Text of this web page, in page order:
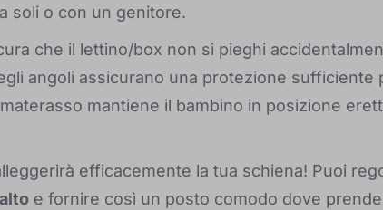
soli o con un genitore.
che il lettino/box non si pieghi
angoli assicurano una protezione sufficiente
mantiene il bambino in posizione
efficacemente la tua schiena! Puoi
e fornire così un posto comodo dove